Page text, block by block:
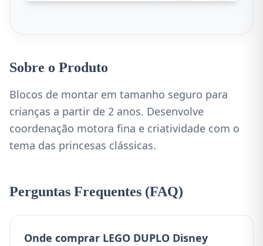
Sobre o Produto
Blocos de montar em tamanho seguro para
crianças a partir de 2 anos. Desenvolve
coordenação motora fina e criatividade com o
tema das princesas clássicas.
Perguntas Frequentes (FAQ)
Onde comprar LEGO DUPLO Disney